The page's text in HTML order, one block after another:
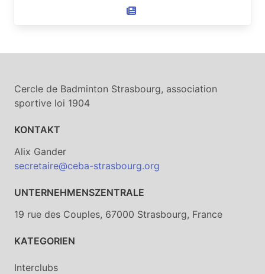
Cercle de Badminton Strasbourg, association
sportive loi 1904
KONTAKT
Alix Gander
secretaire@ceba-strasbourg.org
UNTERNEHMENSZENTRALE
19 rue des Couples, 67000 Strasbourg, France
KATEGORIEN
Interclubs